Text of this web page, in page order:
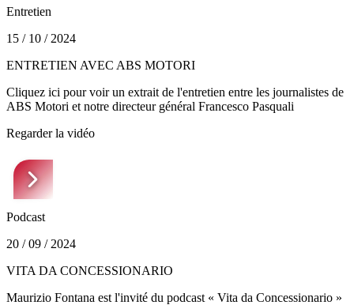
Entretien
15 / 10 / 2024
ENTRETIEN AVEC ABS MOTORI
Cliquez ici pour voir un extrait de l'entretien entre les journalistes de
ABS Motori et notre directeur général Francesco Pasquali
Regarder la vidéo
Podcast
20 / 09 / 2024
VITA DA CONCESSIONARIO
Maurizio Fontana est l'invité du podcast « Vita da Concessionario »